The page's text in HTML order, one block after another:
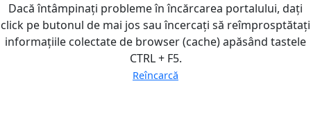
Dacă întâmpinați probleme în încărcarea portalului, dați
click pe butonul de mai jos sau încercați să reîmprosptătați
informațiile colectate de browser (cache) apăsând tastele
CTRL + F5.
Reîncarcă